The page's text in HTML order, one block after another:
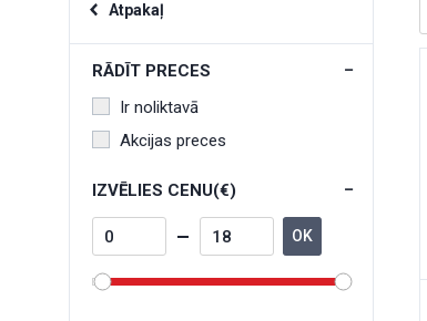
Atpakaļ
RĀDĪT PRECES
Ir noliktavā
Akcijas preces
IZVĒLIES CENU(€)
OK